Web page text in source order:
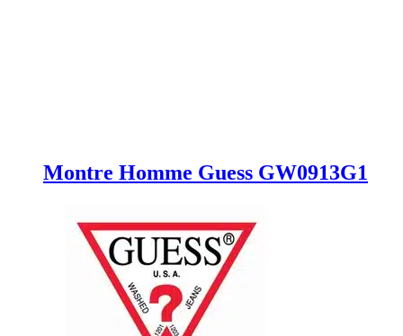
Montre Homme Guess GW0913G1